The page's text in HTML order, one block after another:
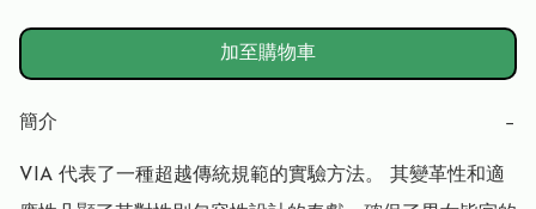
加至購物車
簡介 −
VIA 代表了一種超越傳統規範的實驗方法。 其變革性和適